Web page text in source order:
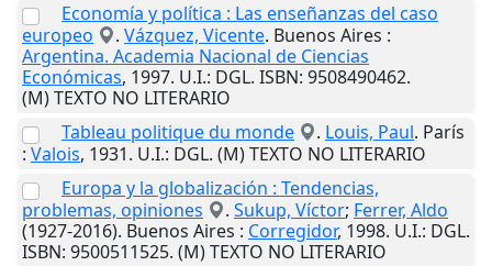
Economía y política : Las enseñanzas del caso
europeo
. Vázquez, Vicente. Buenos Aires :
Argentina. Academia Nacional de Ciencias
Económicas, 1997. U.I.: DGL. ISBN: 9508490462.
(M) TEXTO NO LITERARIO
Tableau politique du monde
. Louis, Paul. París
: Valois, 1931. U.I.: DGL. (M) TEXTO NO LITERARIO
Europa y la globalización : Tendencias,
problemas, opiniones
. Sukup, Víctor; Ferrer, Aldo
(1927-2016). Buenos Aires : Corregidor, 1998. U.I.: DGL.
ISBN: 9500511525. (M) TEXTO NO LITERARIO